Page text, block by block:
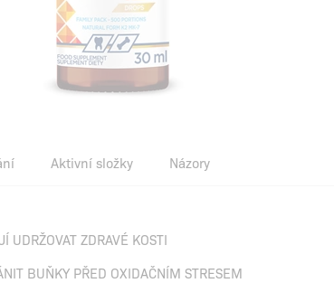
Aktivní složky Názory
UDRŽOVAT ZDRAVÉ KOSTI
BUŇKY PŘED OXIDAČNÍM STRESEM